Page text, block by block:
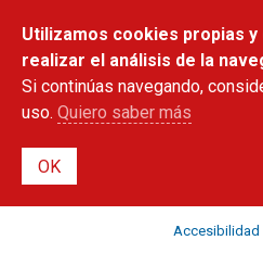
contenido
principal
Utilizamos cookies propias
realizar el análisis de la
Si continúas navegando,
uso. Quiero saber más
Accesibilidad